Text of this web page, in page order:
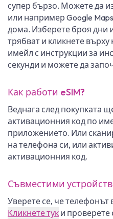
супер бързо. Можете да
или например Google
дома. Изберете броя дни
трябват и кликнете
имейл с инструкции за
секунди и можете да
Как работи eSIM?
Веднага след покупката
активационния код по
приложението. Или
на телефона си, или
активационния код.
Съвместими
Уверете се, че телефонът
Кликнете тук и проверете